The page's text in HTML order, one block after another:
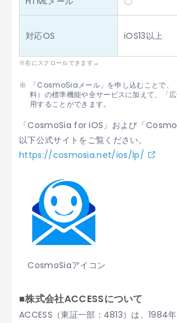
対応OS iOS13以上
「CosmoSiaメール」を申し込むことで
料）の標準機能や全サービスに加えて、「
用することができます。
「CosmoSia for iOS」および「
以下公式サイトをご覧ください。
https://cosmosia.net/ios/lp/
CosmoSiaアイコン
■株式会社ACCESSについて
ACCESS（東証一部：4813）は、1984